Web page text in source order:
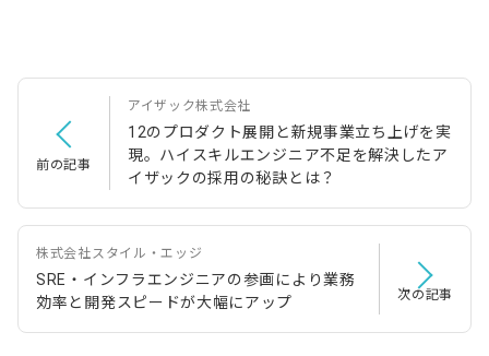
前の記事
アイザック株式会社
12のプロダクト展開と新規事業立ち上げを実
現。ハイスキルエンジニア不足を解決したア
イザックの採用の秘訣とは？
株式会社スタイル・エッジ
SRE・インフラエンジニアの参画により業務
効率と開発スピードが大幅にアップ
次の記事